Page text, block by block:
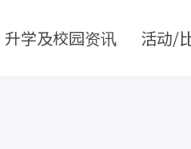
升学及校园资讯 活动/